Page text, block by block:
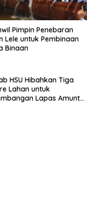
Pimpin Penebaran
Lele untuk Pembinaan
Binaan
HSU Hibahkan Tiga
Lahan untuk
Lapas Amuntai